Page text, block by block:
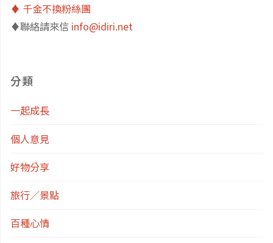
Ormerod"
♦️ 千金不換粉絲團
♦️聯絡請來信 info@idiri.net
分類
一起成長
個人意見
好物分享
旅行／景點
百種心情